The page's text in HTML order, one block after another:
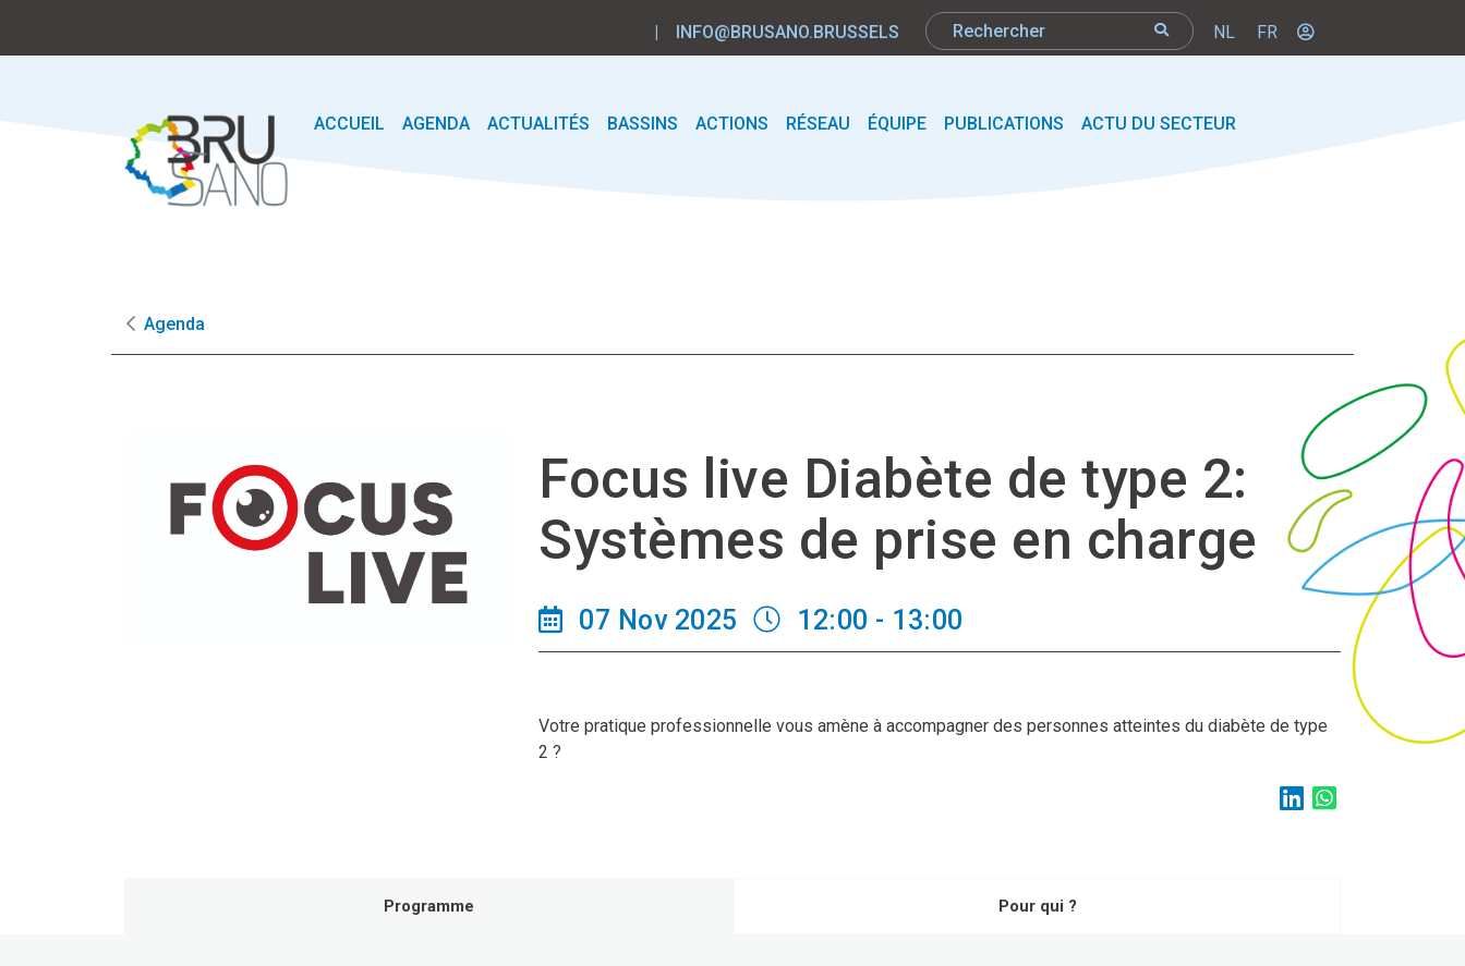
| INFO@BRUSANO.BRUSSELS NL FR
ACCUEIL AGENDA ACTUALITÉS BASSINS ACTIONS RÉSEAU ÉQUIPE PUBLICATIONS ACTU DU SECTEUR
Agenda
Focus live Diabète de type 2:
Systèmes de prise en charge
07 Nov 2025 12:00 - 13:00
Votre pratique professionnelle vous amène à accompagner des personnes atteintes du diabète de type
2 ?
Programme Pour qui ?